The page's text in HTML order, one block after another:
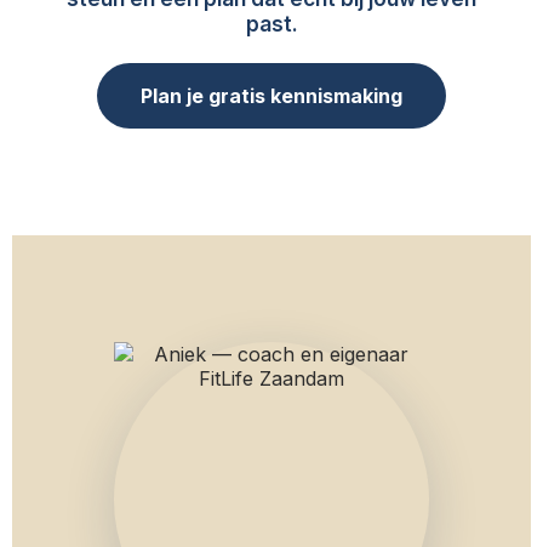
past.
Plan je gratis kennismaking